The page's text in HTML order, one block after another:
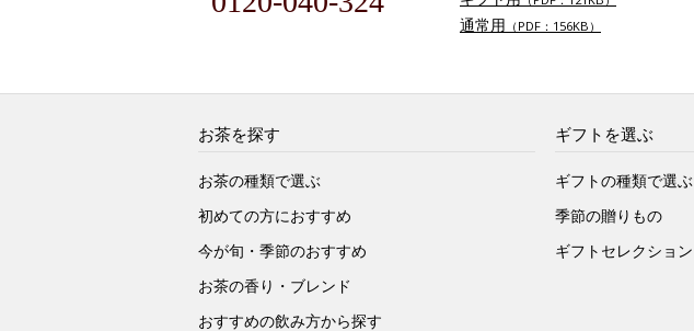
通常用 （PDF：156KB）
お茶を探す
お茶の種類で選ぶ
初めての方におすすめ
今が旬・季節のおすすめ
お茶の香り・ブレンド
おすすめの飲み方から探す
ギフトを選ぶ
ギフトの種類で選ぶ
季節の贈りもの
ギフトセレクション